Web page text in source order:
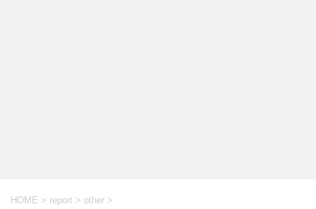
HOME > report > other >